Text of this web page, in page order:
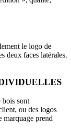
le logo de
deux faces latérales.
bois sont
ou des logos
marquage prend